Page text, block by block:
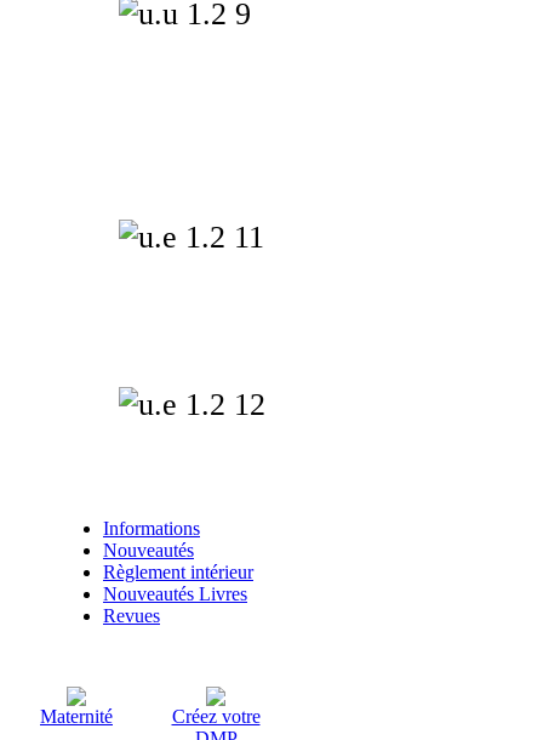
Informations
Nouveautés
Règlement intérieur
Nouveautés Livres
Revues
Maternité
Créez votre